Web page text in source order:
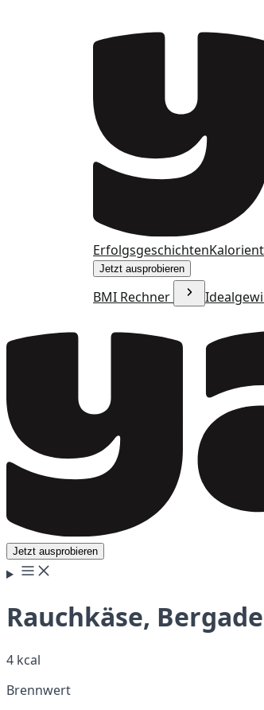
Erfolgsgeschichten
Jetzt ausprobieren
BMI Rechner
Jetzt ausprobieren
Rauchkäse,
4 kcal
Brennwert